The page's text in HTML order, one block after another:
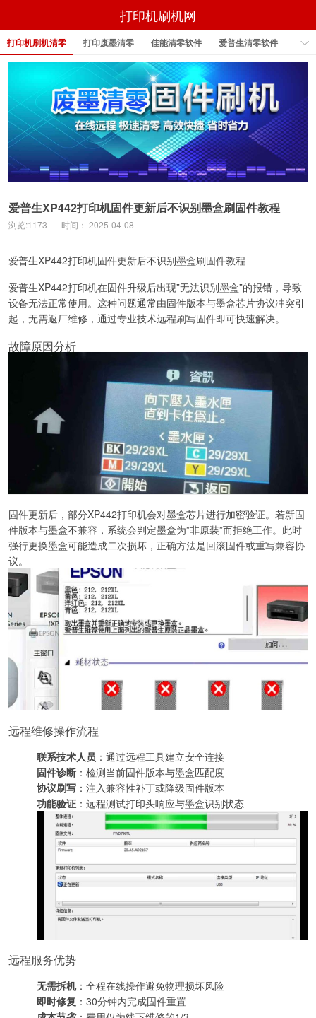
打印机刷机网
打印机刷机清零 打印废墨清零 佳能清零软件
爱普生清零软件
爱普生固件刷机
爱普生XP442打印机固件更新后不识别墨盒刷固件教程
浏览:1173 时间： 2025-04-08
爱普生XP442打印机固件更新后不识别墨盒刷固件教程
爱普生XP442打印机在固件升级后出现”无法识别墨盒”的报错，导致
设备无法正常使用。这种问题通常由固件版本与墨盒芯片协议冲突引
起，无需返厂维修，通过专业技术远程刷写固件即可快速解决。
故障原因分析
固件更新后，部分XP442打印机会对墨盒芯片进行加密验证。若新固
件版本与墨盒不兼容，系统会判定墨盒为”非原装”而拒绝工作。此时
强行更换墨盒可能造成二次损坏，正确方法是回滚固件或重写兼容协
议。
远程维修操作流程
联系技术人员 ：通过远程工具建立安全连接
固件诊断 ：检测当前固件版本与墨盒匹配度
协议刷写 ：注入兼容性补丁或降级固件版本
功能验证 ：远程测试打印头响应与墨盒识别状态
远程服务优势
无需拆机：全程在线操作避免物理损坏风险
即时修复 ：30分钟内完成固件重置